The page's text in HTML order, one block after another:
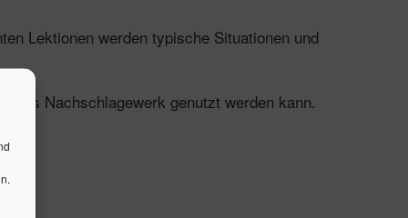
Lektionen werden typische Situationen und
als Nachschlagewerk genutzt werden kann.